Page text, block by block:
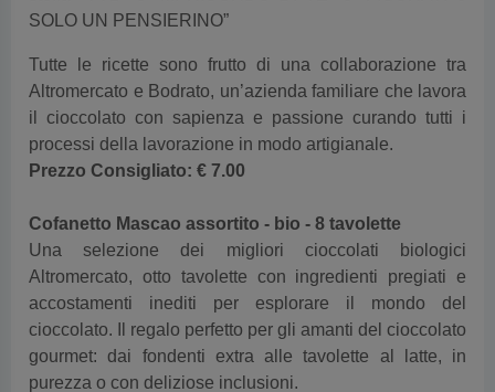
SOLO UN PENSIERINO”
Tutte le ricette sono frutto di una collaborazione tra
Altromercato e Bodrato, un’azienda familiare che lavora
il cioccolato con sapienza e passione curando tutti i
processi della lavorazione in modo artigianale.
Prezzo Consigliato: € 7.00
Cofanetto Mascao assortito - bio - 8 tavolette
Una selezione dei migliori cioccolati biologici
Altromercato, otto tavolette con ingredienti pregiati e
accostamenti inediti per esplorare il mondo del
cioccolato. Il regalo perfetto per gli amanti del cioccolato
gourmet: dai fondenti extra alle tavolette al latte, in
purezza o con deliziose inclusioni.